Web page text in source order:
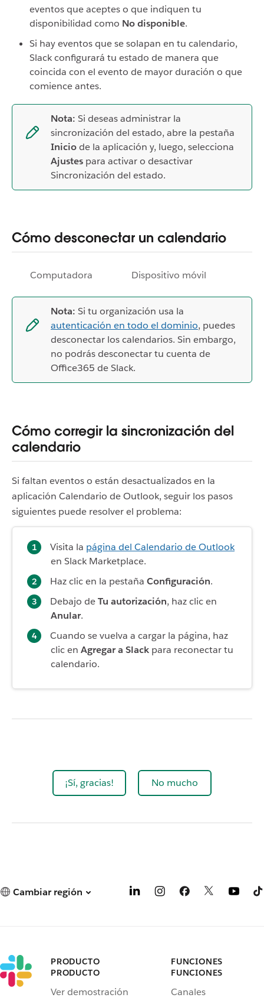
eventos que aceptes o que indiquen tu
disponibilidad como No disponible.
Si hay eventos que se solapan en tu calendario,
Slack configurará tu estado de manera que
coincida con el evento de mayor duración o que
comience antes.
Nota: Si deseas administrar la
sincronización del estado, abre la pestaña
Iniciode la aplicación y, luego, selecciona
Ajustes para activar o desactivar
Sincronización del estado.
Cómo desconectar un calendario
Computadora Dispositivo móvil
Nota: Si tu organización usa la
autenticación en todo el dominio, puedes
desconectar los calendarios. Sin embargo,
no podrás desconectar tu cuenta de
Office365 de Slack.
Cómo corregir la sincronización del
calendario
Si faltan eventos o están desactualizados en la
aplicación Calendario de Outlook, seguir los pasos
siguientes puede resolver el problema:
Visita la página del Calendario de Outlook
en Slack Marketplace.
Haz clic en la pestaña Configuración.
Debajo deTu autorización, haz clic en
Anular.
Cuando se vuelva a cargar la página, haz
clic en Agregar a Slack para reconectar tu
calendario.
¡Sí, gracias! No mucho
Cambiar región
PRODUCTO
PRODUCTO
Ver demostración
FUNCIONES
FUNCIONES
Canales